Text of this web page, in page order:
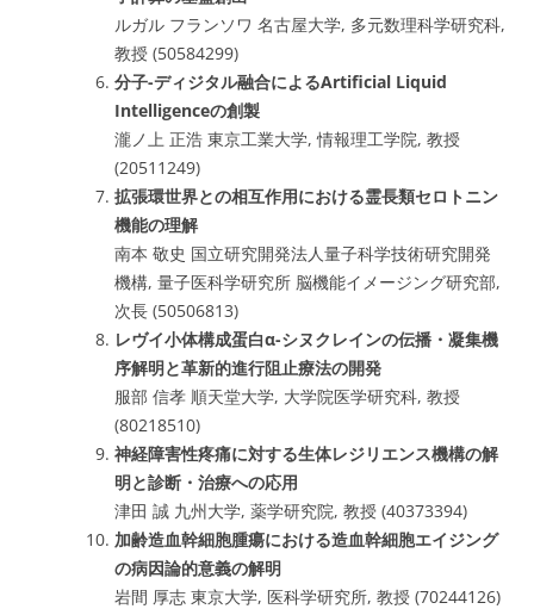
ルガル フランソワ 名古屋大学, 多元数理科学研究科,
教授 (50584299)
分子-ディジタル融合によるArtificial Liquid
Intelligenceの創製
瀧ノ上 正浩 東京工業大学, 情報理工学院, 教授
(20511249)
拡張環世界との相互作用における霊長類セロトニン
機能の理解
南本 敬史 国立研究開発法人量子科学技術研究開発
機構, 量子医科学研究所 脳機能イメージング研究部,
次長 (50506813)
レヴイ小体構成蛋白α-シヌクレインの伝播・凝集機
序解明と革新的進行阻止療法の開発
服部 信孝 順天堂大学, 大学院医学研究科, 教授
(80218510)
神経障害性疼痛に対する生体レジリエンス機構の解
明と診断・治療への応用
津田 誠 九州大学, 薬学研究院, 教授 (40373394)
加齢造血幹細胞腫瘍における造血幹細胞エイジング
の病因論的意義の解明
岩間 厚志 東京大学, 医科学研究所, 教授 (70244126)